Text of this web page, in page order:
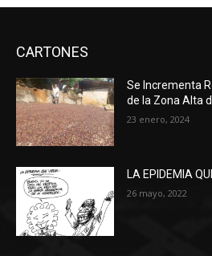
CARTONES
Se Incrementa
de la Zona Alta
23 enero, 2024
LA EPIDEMIA
26 mayo, 2022